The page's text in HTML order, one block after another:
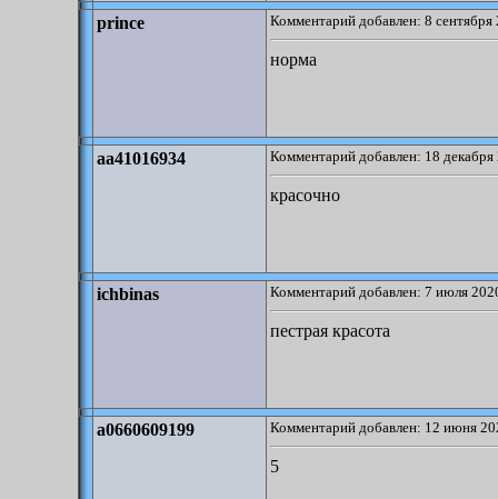
prince Комментарий добавлен: 8
норма
aa41016934 Комментарий добавлен: 18
красочно
ichbinas Комментарий добавлен: 7 июля
пестрая красота
a0660609199 Комментарий добавлен: 12 июня
5